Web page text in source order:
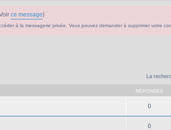
ce message)
à la messagerie privée. Vous pouvez demander à supprimer votre
La
RÉPONSES
0
0